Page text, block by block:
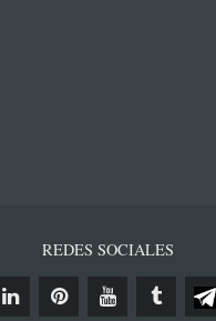
REDES SOCIALES